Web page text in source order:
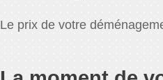
Le prix de votre